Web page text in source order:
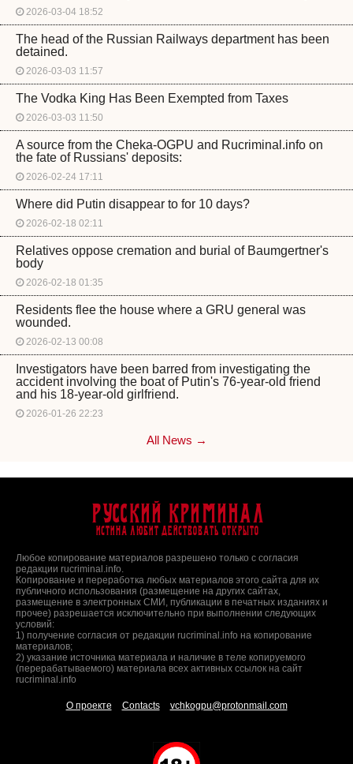
2026-03-04 18:52
The head of the Russian Railways department has been
detained.
2026-03-03 11:57
The Vodka King Has Been Exempted from Taxes
2026-03-03 11:50
A source from the Cheka-OGPU and Rucriminal.info on
the fate of Russians' deposits:
2026-02-24 17:11
Where did Putin disappear to for 10 days?
2026-02-18 02:11
Relatives oppose cremation and burial of Baumgertner's
body
2026-02-18 01:35
Residents flee the house where a GRU general was
wounded.
2026-02-13 00:08
Investigators have been barred from investigating the
accident involving the boat of Putin's 76-year-old friend
and his 18-year-old girlfriend.
2026-01-26 22:23
All News →
Русский Криминал
Истина любит действовать открыто
Любое копирование материалов разрешено только с согласия
редакции rucriminal.info.
Копирование и переработка любых материалов этого сайта для их
публичного использования (размещение на других сайтах,
размещение в электронных СМИ, публикации в печатных изданиях и
прочее) разрешается исключительно при выполнении следующих
условий:
1) получение согласия от редакции rucriminal.info на копирование
материалов;
2) указание источника материала и наличие в теле копируемого
(перерабатываемого) материала всех активных ссылок на сайт
rucriminal.info
О проекте Contacts vchkogpu@protonmail.com